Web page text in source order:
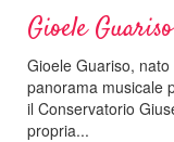
Gioele Guariso
Gioele Guariso,
panorama musicale
il Conservatorio
propria...